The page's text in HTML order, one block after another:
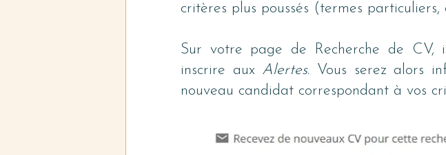
critères plus poussés (termes particuliers,
Sur votre page de Recherche de CV,
inscrire aux Alertes. Vous serez alors
nouveau candidat correspondant à vos